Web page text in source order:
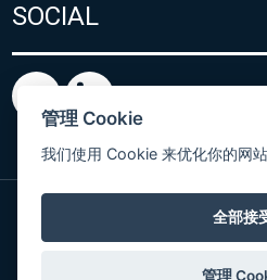
SOCIAL
粤ICP备
© Copyright 2026 COMET
管理 Cookie
我们使用 Cookie 来优化你的网站
全部接
管理